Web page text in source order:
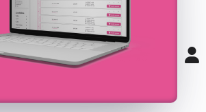
Notre catalogue